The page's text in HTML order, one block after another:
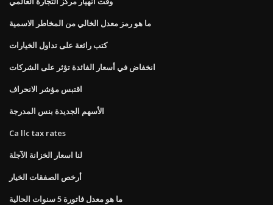
ما هو رمز معدل الخالي من المخاطر الاسمية
كتب رائعة على تداول الخيارات
انخفاض في أسعار الفائدة تؤثر على الشركات
اقتبس مؤشر الانحراف
الأسهم الجديدة بنس المدرجة
Ca llc tax rates
لنا اسعار الخزانة الآجلة
أرخص الصفقات الخيار
ما هو معدل فاتورة 5 سنوات الحالية